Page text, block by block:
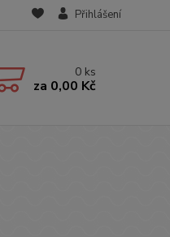
Přihlášení
0 ks
za 0,00 Kč